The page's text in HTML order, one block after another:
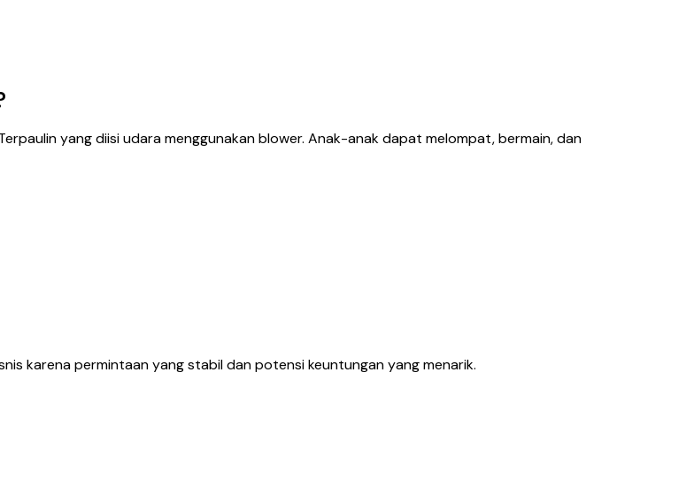
yang diisi udara menggunakan blower. Anak-anak dapat melompat, bermain, dan
karena permintaan yang stabil dan potensi keuntungan yang menarik.